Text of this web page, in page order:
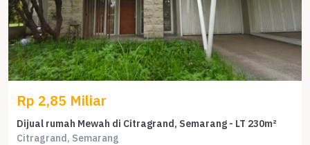
Rp 2,85 Miliar
Dijual rumah Mewah di Citragrand, Semarang - LT 230m²
Citragrand, Semarang